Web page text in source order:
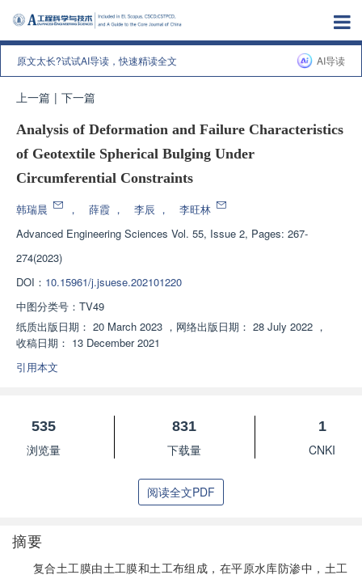
原文太长?试试AI导读，快速精读全文 AI导读
上一篇 | 下一篇
Analysis of Deformation and Failure Characteristics
of Geotextile Spherical Bulging Under
Circumferential Constraints
韩瑞晨 ， 薛霞 ， 李辰 ，
李旺林
Advanced Engineering Sciences Vol. 55, Issue 2, Pages: 267-
274(2023)
DOI： 10.15961/j.jsuese.202101220
中图分类号： TV49
纸质出版日期： 20 March 2023 ， 网络出版日期： 28 July 2022 ，
收稿日期： 13 December 2021
引用本文
535
浏览量
831
下载量
1
CNKI
阅读全文PDF
摘要
复合土工膜由土工膜和土工布组成，在平原水库防渗中，土工